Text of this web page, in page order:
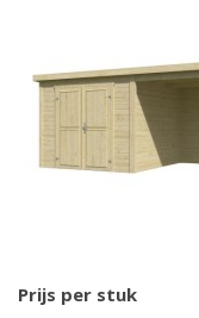
Prijs per stuk